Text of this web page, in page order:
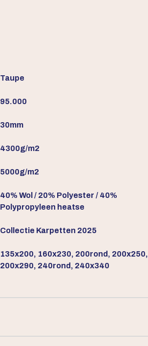
Taupe
95.000
30mm
4300g/m2
5000g/m2
40% Wol / 20% Polyester / 40%
Polypropyleen heatse
Collectie Karpetten 2025
135x200, 160x230, 200rond, 200x250,
200x290, 240rond, 240x340